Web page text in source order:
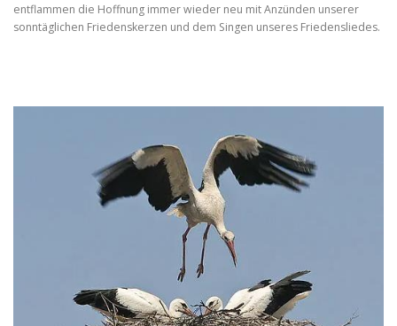
entflammen die Hoffnung immer wieder neu mit Anzünden unserer
sonntäglichen Friedenskerzen und dem Singen unseres Friedensliedes.